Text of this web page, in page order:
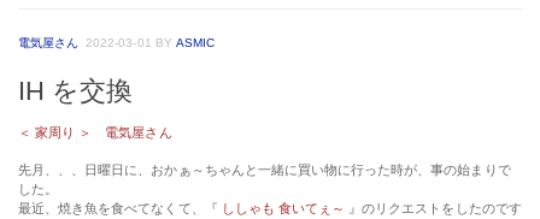
電気屋さん 2022-03-01 BY ASMIC
IH を交換
＜ 家周り ＞ 電気屋さん
先月、、、日曜日に、おかぁ～ちゃんと一緒に買い物に行った時が、事の始まりで
した。
最近、焼き魚を食べてなくて、『 ししゃも 食いてぇ～
』のリクエストをしたのです